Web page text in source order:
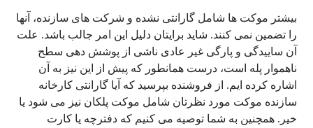
بیشتر موکت ها شامل گارانتی نشده و شرکت های سازنده، آنها
را تضمین نمی کنند. شاید برایتان دلیل این امر جالب باشد. علت
آن ساییدگی و پارگی غیر عادی ناشی از پوشش دهی سطح
ناهموار پله است، درست همانطور که پیش از این نیز به آن
اشاره کرده ایم. از فروشنده بپرسید که آیا گارانتی کارخانه
سازنده موکت مورد نظرتان شامل موکت پلکان نیز می شود یا
خیر. همچنین به شما توصیه می کنیم که دفترچه یا کارت